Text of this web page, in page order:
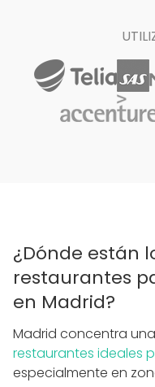
¿Dónde están
restaurantes
en Madrid?
Madrid concentra
restaurantes ideales
especialmente en